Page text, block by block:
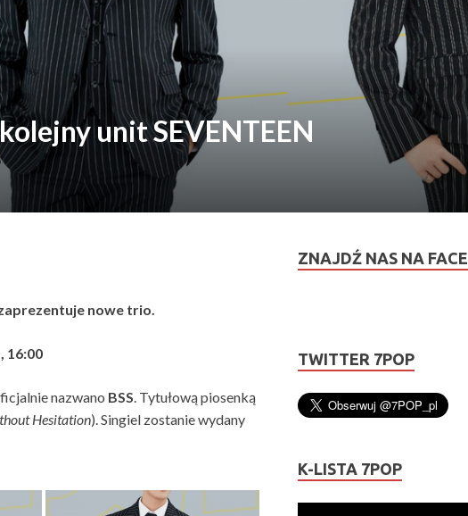
unit SEVENTEEN
nowe trio.
16:00
nazwano BSS. Tytułową piosenką
Hesitation). Singiel zostanie wydany
ZNAJDŹ NAS NA
TWITTER 7POP
K-LISTA 7POP